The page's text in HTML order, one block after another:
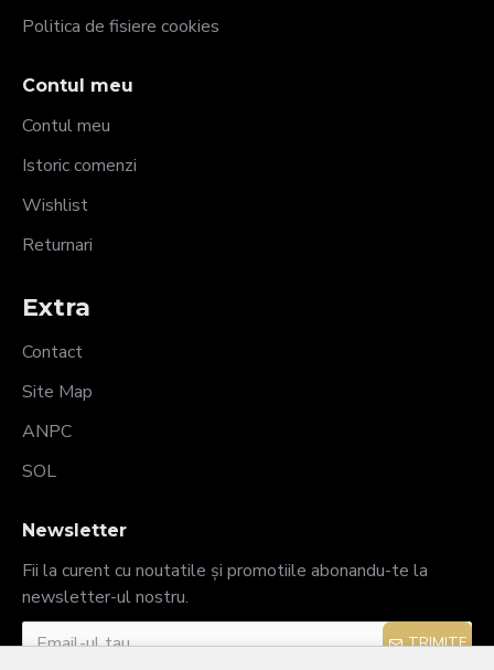
Politica de fisiere cookies
Contul meu
Contul meu
Istoric comenzi
Wishlist
Returnari
Extra
Contact
Site Map
ANPC
SOL
Newsletter
Fii la curent cu noutatile și promotiile abonandu-te la
newsletter-ul nostru.
TRIMITE